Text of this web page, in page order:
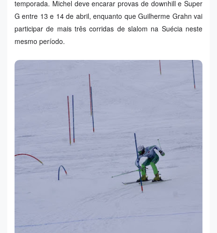
temporada. Michel deve encarar provas de downhill e Super
G entre 13 e 14 de abril, enquanto que Guilherme Grahn vai
participar de mais três corridas de slalom na Suécia neste
mesmo período.